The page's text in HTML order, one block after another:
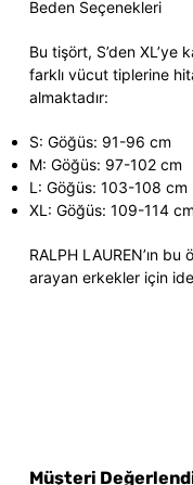
Beden Seçenekleri
Bu tişört, S’den XL’ye
farklı vücut tiplerine
almaktadır:
S: Göğüs: 91-96 cm
M: Göğüs: 97-102 cm
L: Göğüs: 103-108 cm
XL: Göğüs: 109-114 cm
RALPH LAUREN’ın
arayan erkekler için
Müşteri